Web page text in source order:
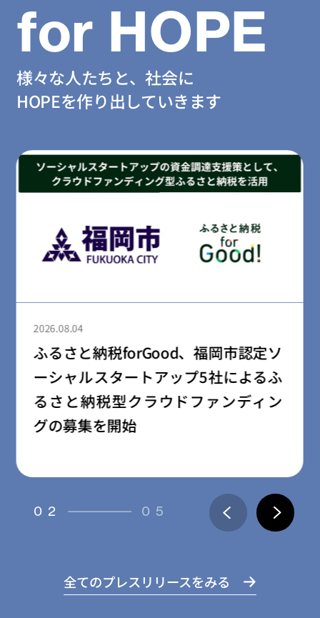
for HOPE
様々な人たちと、社会に
HOPEを作り出していきます
2026.08.04
ふるさと納税forGood、郡山市の「社
会起業家加速化支援プログラム」採
択事業者によるプロジェクトの寄附
受付開始
03 05
全てのプレスリリースをみる